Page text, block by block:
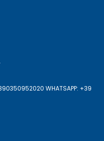
WHATSAPP: +39